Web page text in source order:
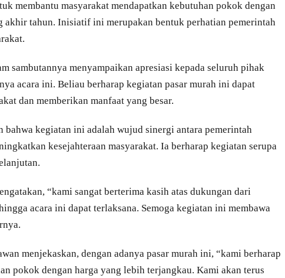
membantu masyarakat mendapatkan kebutuhan pokok dengan
akhir tahun. Inisiatif ini merupakan bentuk perhatian pemerintah
sambutannya menyampaikan apresiasi kepada seluruh pihak
acara ini. Beliau berharap kegiatan pasar murah ini dapat
dan memberikan manfaat yang besar.
bahwa kegiatan ini adalah wujud sinergi antara pemerintah
kesejahteraan masyarakat. Ia berharap kegiatan serupa
“kami sangat berterima kasih atas dukungan dari
acara ini dapat terlaksana. Semoga kegiatan ini membawa
menjekaskan, dengan adanya pasar murah ini, “kami berharap
pokok dengan harga yang lebih terjangkau. Kami akan terus